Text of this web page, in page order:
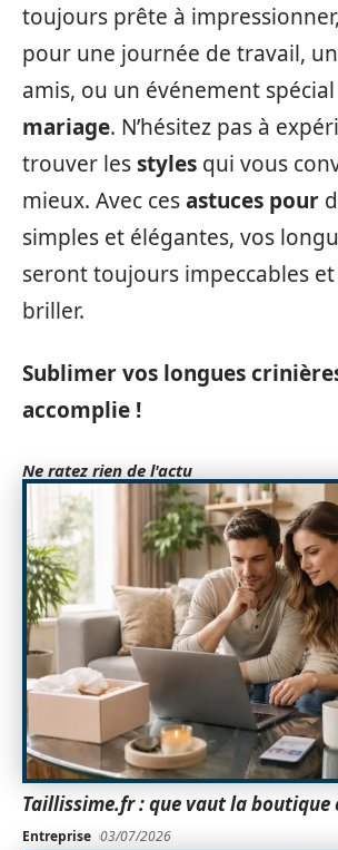
toujours prête à
pour une journée de travail,
amis, ou un événement
mariage. N’hésitez pas à
trouver lesstyles qui vous
mieux. Avec cesastuces pour
simples et élégantes, vos
seront toujours impeccables
briller.
Sublimer vos longues
accomplie !
Ne ratez rien de l'actu
Taillissime.fr : que vaut la boutique
Entreprise 03/07/2026